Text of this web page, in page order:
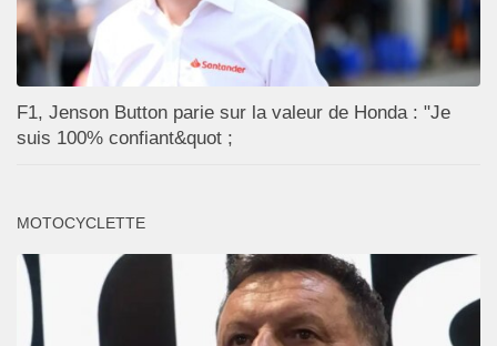
F1, Jenson Button parie sur la valeur de Honda : "Je
suis 100% confiant&quot ;
MOTOCYCLETTE